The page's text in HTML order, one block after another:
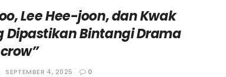
Lee Hee-joon, dan Kwak
Dipastikan Bintangi Drama
SEPTEMBER 4, 2025 0